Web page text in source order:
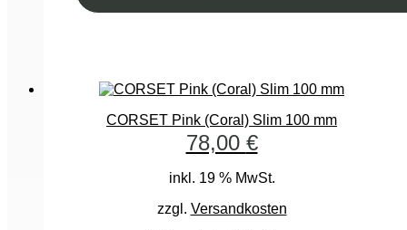
CORSET Pink (Coral) Slim 100 mm
78,00 €
inkl. 19 % MwSt.
zzgl. Versandkosten